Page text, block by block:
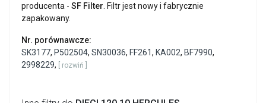
producenta - SF Filter . Filtr jest nowy i fabrycznie
zapakowany.
Nr. porównawcze:
SK3177, P502504, SN30036, FF261, KA002, BF7990,
2998229, [ rozwiń ]